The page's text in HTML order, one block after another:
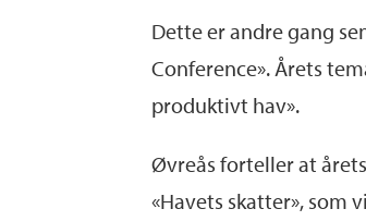
Dette er andre gang
Conference». Årets
produktivt hav».
Øvreås forteller at
«Havets skatter», som